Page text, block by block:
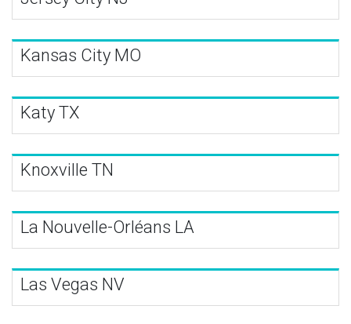
Kansas City MO
Katy TX
Knoxville TN
La Nouvelle-Orléans LA
Las Vegas NV